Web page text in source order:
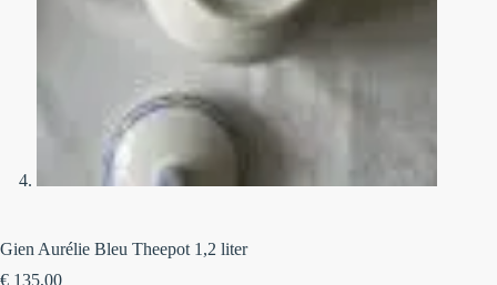
Gien Aurélie Bleu Theepot 1,2 liter
€ 135,00